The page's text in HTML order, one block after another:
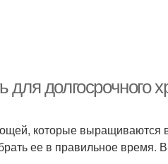
для долгосрочного
которые выращиваются
ее в правильное время.